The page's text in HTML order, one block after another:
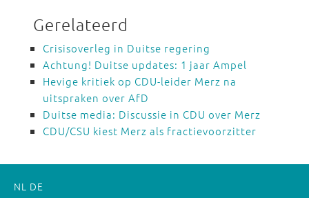
Gerelateerd
Crisisoverleg in Duitse regering
Achtung! Duitse updates: 1 jaar Ampel
Hevige kritiek op CDU-leider Merz na
uitspraken over AfD
Duitse media: Discussie in CDU over Merz
CDU/CSU kiest Merz als fractievoorzitter
NL DE